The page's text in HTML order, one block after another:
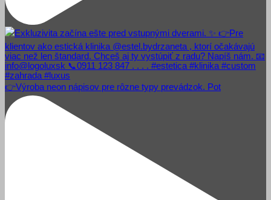
👉Výroba neon nápisov pre rôzne typy prevádzok. Pot